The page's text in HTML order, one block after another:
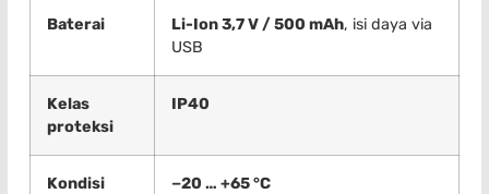
Baterai Li-Ion 3,7 V / 500 mAh, isi daya via
USB
Kelas
proteksi
IP40
Kondisi
−20 … +65 °C